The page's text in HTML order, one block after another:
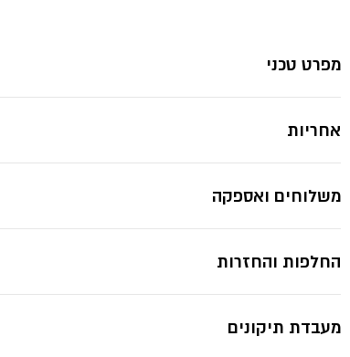
מפרט טכני
אחריות
משלוחים ואספקה
החלפות והחזרות
מעבדת תיקונים